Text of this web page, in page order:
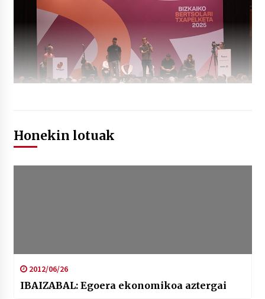
Honekin lotuak
2012/06/26
IBAIZABAL: Egoera ekonomikoa aztergai